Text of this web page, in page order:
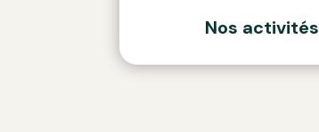
Nos activités